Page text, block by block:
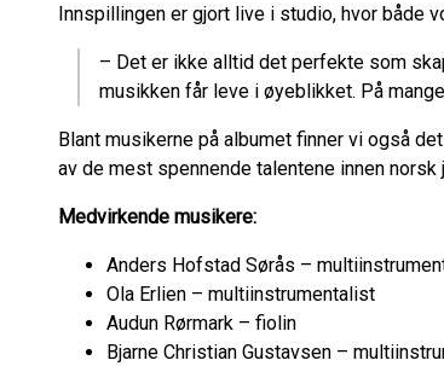
Innspillingen er gjort live i studio, hvor både
– Det er ikke alltid det perfekte som
musikken får leve i øyeblikket. På
Blant musikerne på albumet finner vi også
av de mest spennende talentene innen
Medvirkende musikere:
Anders Hofstad Sørås –
Ola Erlien – multiinstrumentalist
Audun Rørmark – fiolin
Bjarne Christian Gustavsen –